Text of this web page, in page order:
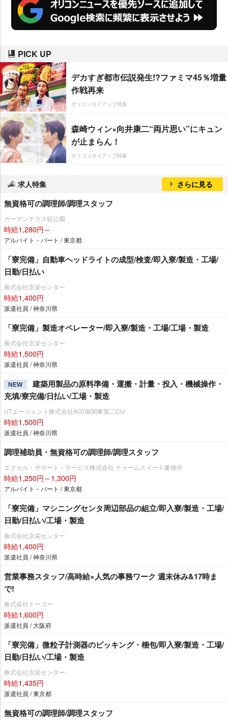
PICK UP
デカすぎ都市伝説発生!?ファミマ45％増量
作戦再来
オリコンタイアップ特集
森崎ウィン×向井康二“両片思い”にキュン
が止まらん！
オリコンタイアップ特集
求人特集 さらに見る
無資格可の調理師/調理スタッフ
ガーデンテラス砧公園
時給1,280円～
アルバイト・パート / 東京都
「寮完備」自動車ヘッドライトの成型/検査/即入寮/製造・工場/
日勤/日払い
株式会社京栄センター
時給1,400円
派遣社員 / 神奈川県
「寮完備」製造オペレーター/即入寮/製造・工場/工場・製造
株式会社京栄センター
時給1,500円
派遣社員 / 神奈川県
NEW
建築用製品の原料準備・運搬・計量・投入・機械操作・
充填/寮完備/日払い/工場・製造
UTエージェント株式会社AGT南関東第二CU
時給1,500円
派遣社員 / 神奈川県
調理補助員・無資格可の調理師/調理スタッフ
エクセル・サポート・サービス株式会社 チャームスイート豪徳寺
時給1,250円～1,300円
アルバイト・パート / 東京都
「寮完備」マシニングセンタ周辺部品の組立/即入寮/製造・工場/
日勤/日払い/工場・製造
株式会社京栄センター
時給1,400円
派遣社員 / 神奈川県
営業事務スタッフ/高時給×人気の事務ワーク 週末休み&17時ま
で!
株式会社トーコー
時給1,600円
派遣社員 / 大阪府
「寮完備」微粒子計測器のピッキング・梱包/即入寮/製造・工場/
日勤/日払い/工場・製造
株式会社京栄センター
時給1,435円
派遣社員 / 東京都
無資格可の調理師/調理スタッフ